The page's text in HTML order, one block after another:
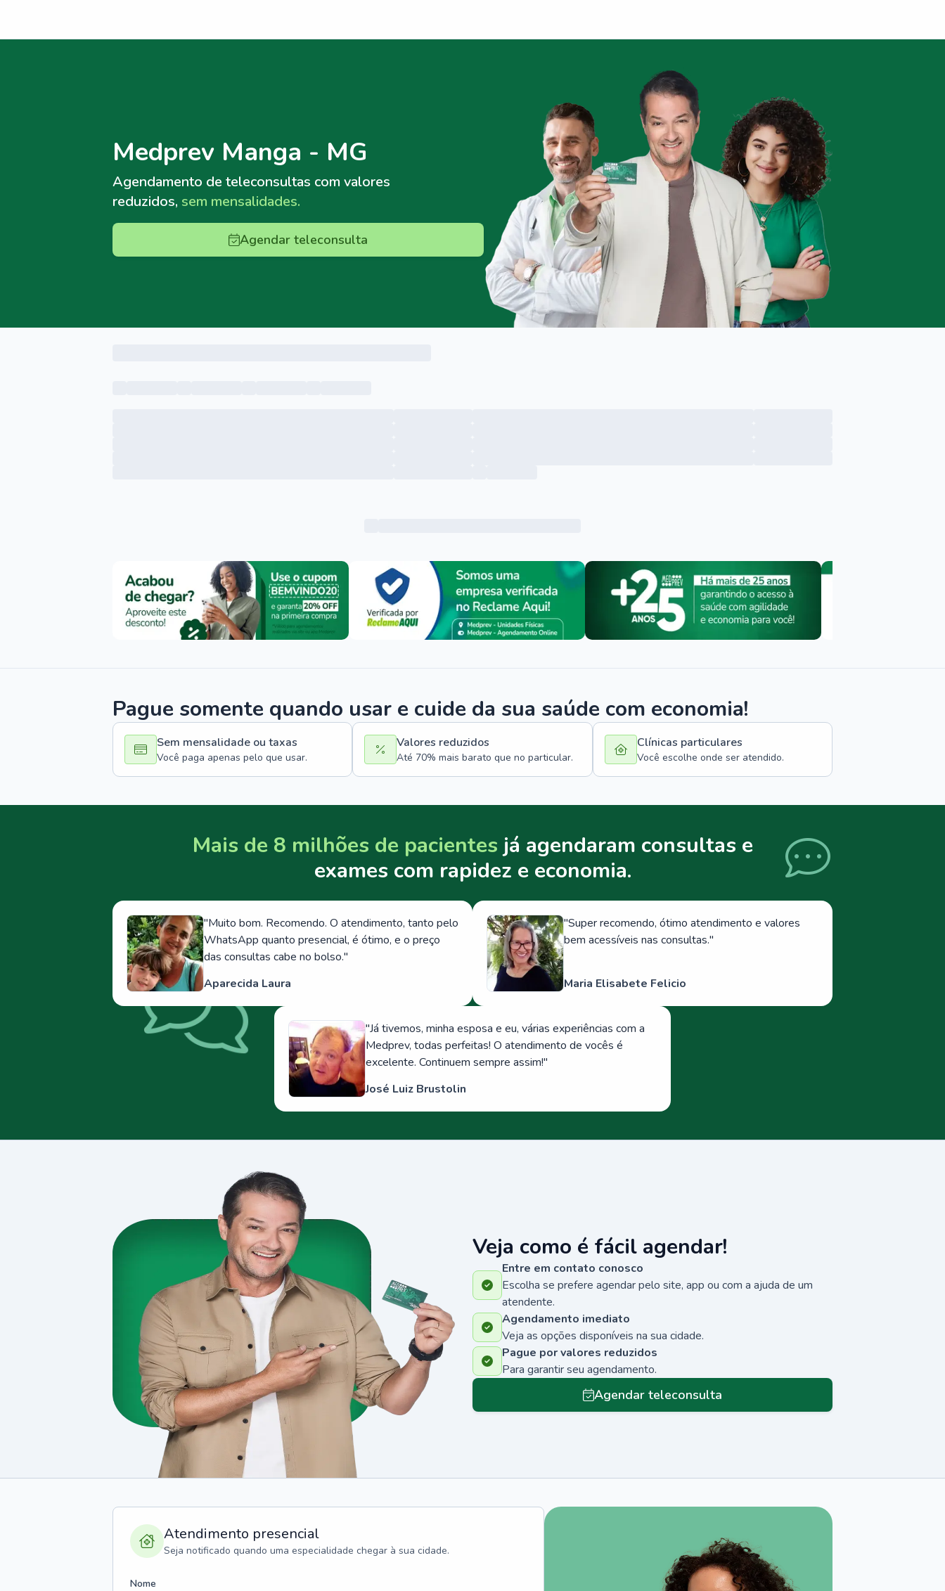
Medprev Manga - MG
Agendamento de teleconsultas com valores
reduzidos, sem mensalidades.
Agendar teleconsulta
Menu lateral
Pague somente quando usar e cuide da sua saúde com economia!
Sem mensalidade ou taxas
Você paga apenas pelo que usar.
Valores reduzidos
Até 70% mais barato que no particular.
Clínicas particulares
Você escolhe onde ser atendido.
Mais de 8 milhões de pacientes já agendaram consultas e
exames com rapidez e economia.
"Muito bom. Recomendo. O atendimento, tanto pelo
WhatsApp quanto presencial, é ótimo, e o preço
das consultas cabe no bolso."
Aparecida Laura
"Super recomendo, ótimo atendimento e valores
bem acessíveis nas consultas."
Maria Elisabete Felicio
"Já tivemos, minha esposa e eu, várias experiências com a
Medprev, todas perfeitas! O atendimento de vocês é
excelente. Continuem sempre assim!"
José Luiz Brustolin
Veja como é fácil agendar!
Entre em contato conosco
Escolha se prefere agendar pelo site, app ou com a ajuda de um
atendente.
Agendamento imediato
Veja as opções disponíveis na sua cidade.
Pague por valores reduzidos
Para garantir seu agendamento.
Agendar teleconsulta
Atendimento presencial
Seja notificado quando uma especialidade chegar à sua cidade.
Nome